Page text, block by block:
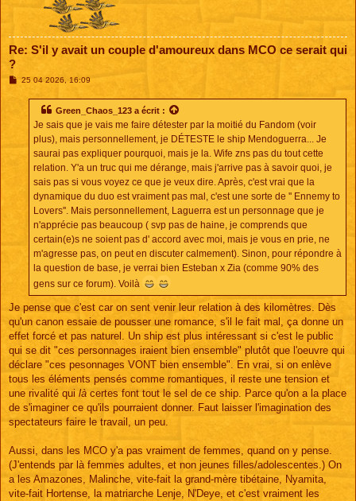
Re: S'il y avait un couple d'amoureux dans MCO ce serait qui
?
M25 04 2026, 16:09
Green_Chaos_123 a écrit :
Je sais que je vais me faire détester par la moitié du Fandom (voir
plus), mais personnellement, je DÉTESTE le ship Mendoguerra... Je
saurai pas expliquer pourquoi, mais je la. Wife zns pas du tout cette
relation. Y'a un truc qui me dérange, mais j'arrive pas à savoir quoi, je
sais pas si vous voyez ce que je veux dire. Après, c'est vrai que la
dynamique du duo est vraiment pas mal, c'est une sorte de '' Ennemy to
Lovers''. Mais personnellement, Laguerra est un personnage que je
n'apprécie pas beaucoup ( svp pas de haine, je comprends que
certain(e)s ne soient pas d' accord avec moi, mais je vous en prie, ne
m'agresse pas, on peut en discuter calmement). Sinon, pour répondre à
la question de base, je verrai bien Esteban x Zia (comme 90% des
gens sur ce forum). Voilà
Je pense que c'est car on sent venir leur relation à des kilomètres. Dès
qu'un canon essaie de pousser une romance, s'il le fait mal, ça donne un
effet forcé et pas naturel. Un ship est plus intéressant si c'est le public
qui se dit "ces personnages iraient bien ensemble" plutôt que l'oeuvre qui
déclare "ces pesonnages VONT bien ensemble". En vrai, si on enlève
tous les éléments pensés comme romantiques, il reste une tension et
une rivalité qui là certes font tout le sel de ce ship. Parce qu'on a la place
de s'imaginer ce qu'ils pourraient donner. Faut laisser l'imagination des
spectateurs faire le travail, un peu.
Aussi, dans les MCO y'a pas vraiment de femmes, quand on y pense.
(J'entends par là femmes adultes, et non jeunes filles/adolescentes.) On
a les Amazones, Malinche, vite-fait la grand-mère tibétaine, Nyamita,
vite-fait Hortense, la matriarche Lenje, N'Deye, et c'est vraiment les